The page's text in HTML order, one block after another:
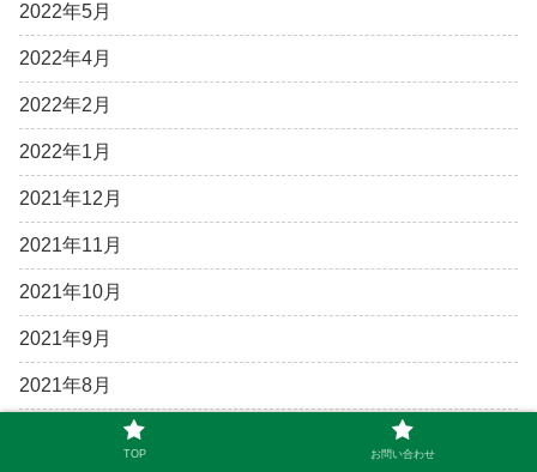
2022年5月
2022年4月
2022年2月
2022年1月
2021年12月
2021年11月
2021年10月
2021年9月
2021年8月
TOP お問い合わせ